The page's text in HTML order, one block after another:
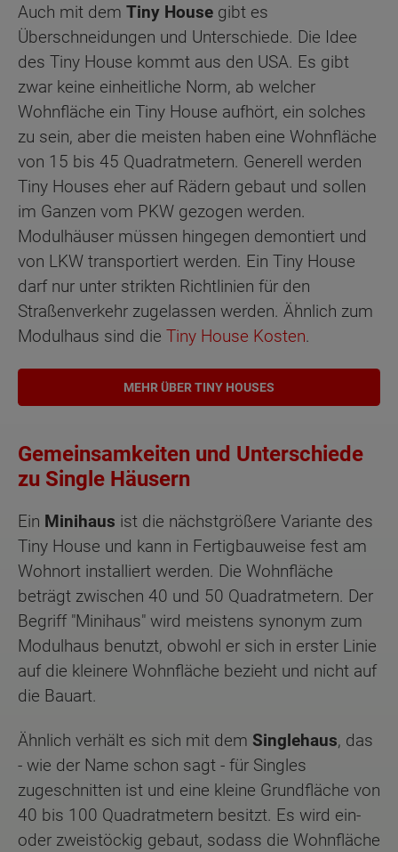
Auch mit dem Tiny House gibt es
Überschneidungen und Unterschiede. Die Idee
des Tiny House kommt aus den USA. Es gibt
zwar keine einheitliche Norm, ab welcher
Wohnfläche ein Tiny House aufhört, ein solches
zu sein, aber die meisten haben eine Wohnfläche
von 15 bis 45 Quadratmetern. Generell werden
Tiny Houses eher auf Rädern gebaut und sollen
im Ganzen vom PKW gezogen werden.
Modulhäuser müssen hingegen demontiert und
von LKW transportiert werden. Ein Tiny House
darf nur unter strikten Richtlinien für den
Straßenverkehr zugelassen werden. Ähnlich zum
Modulhaus sind die Tiny House Kosten.
MEHR ÜBER TINY HOUSES
Gemeinsamkeiten und Unterschiede
zu Single Häusern
Ein Minihaus ist die nächstgrößere Variante des
Tiny House und kann in Fertigbauweise fest am
Wohnort installiert werden. Die Wohnfläche
beträgt zwischen 40 und 50 Quadratmetern. Der
Begriff "Minihaus" wird meistens synonym zum
Modulhaus benutzt, obwohl er sich in erster Linie
auf die kleinere Wohnfläche bezieht und nicht auf
die Bauart.
Ähnlich verhält es sich mit dem Singlehaus, das
- wie der Name schon sagt - für Singles
zugeschnitten ist und eine kleine Grundfläche von
40 bis 100 Quadratmetern besitzt. Es wird ein-
oder zweistöckig gebaut, sodass die Wohnfläche